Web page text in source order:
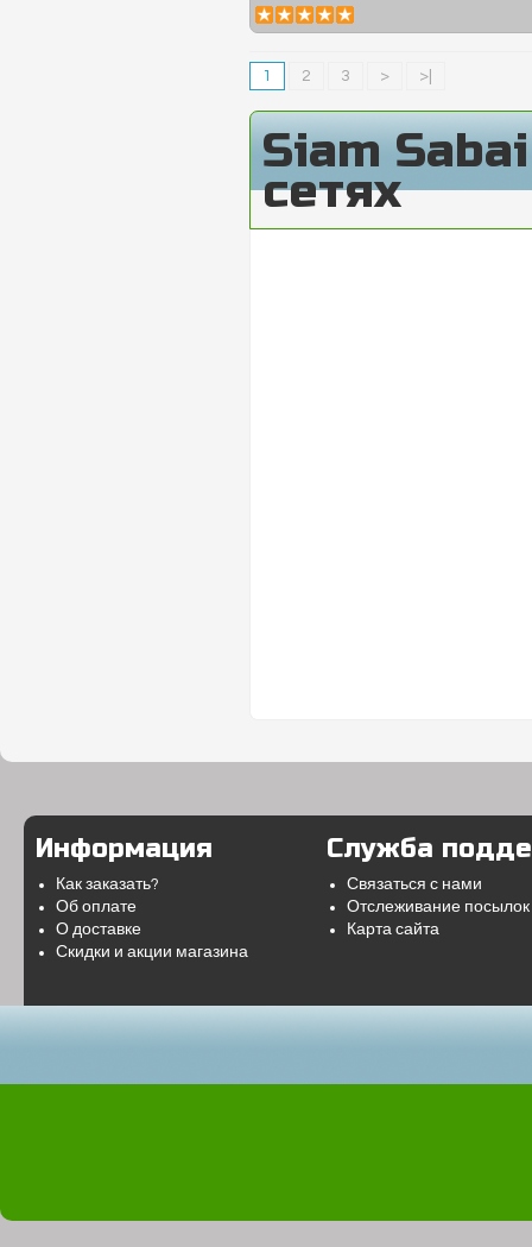
1 2 3 > >|
Siam
сетях
Информация
Как заказать?
Об оплате
О доставке
Скидки и акции магазина
Служба
Связаться с нами
Отслеживание посылок
Карта сайта